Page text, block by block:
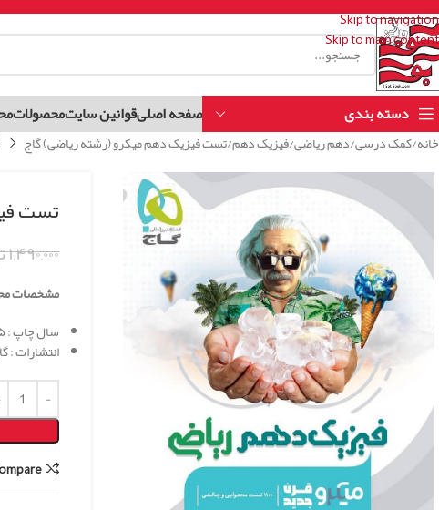
Skip to navigation
Skip to main content
دسته بندی صفحه اصلیقوانین سایتمحصولات
خانه کمک درسی دهم ریاضی فیزیک دهم تست فیزیک دهم میکرو (رشته ریاضی) گاج
تست
۱,۴۹۰,۰۰۰
مشخصات
سال چاپ : ۱۴۰۵
انتشارات :